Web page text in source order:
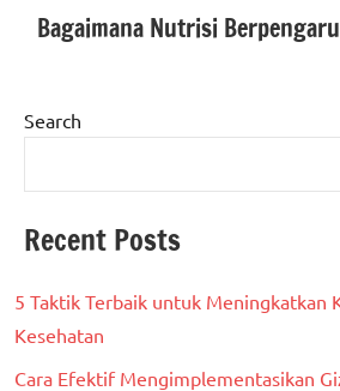
Bagaimana Nutrisi
Search
Recent Posts
5 Taktik Terbaik untuk Meningkatkan
Kesehatan
Cara Efektif Mengimplementasikan